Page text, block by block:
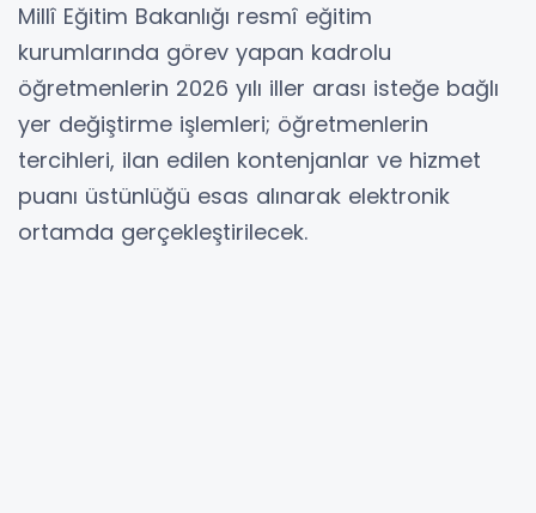
Millî Eğitim Bakanlığı resmî eğitim
kurumlarında görev yapan kadrolu
öğretmenlerin 2026 yılı iller arası isteğe bağlı
yer değiştirme işlemleri; öğretmenlerin
tercihleri, ilan edilen kontenjanlar ve hizmet
puanı üstünlüğü esas alınarak elektronik
ortamda gerçekleştirilecek.